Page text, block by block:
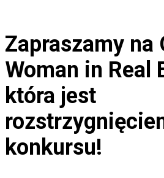
Zapraszamy na
Woman in Real
która jest
konkursu!